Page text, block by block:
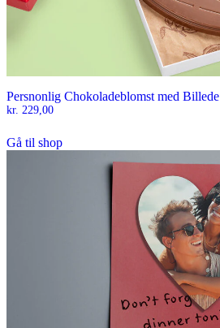
Persnonlig Chokoladeblomst med Billede
kr. 229,00
Gå til shop